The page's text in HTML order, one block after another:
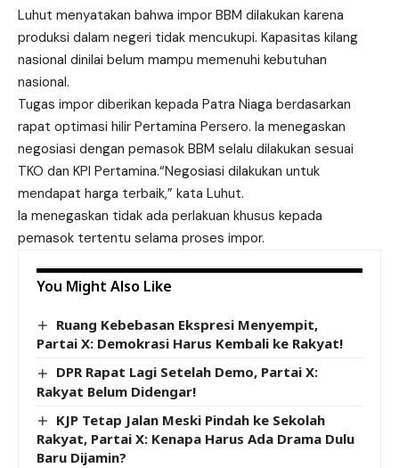
Luhut menyatakan bahwa impor BBM dilakukan karena
produksi dalam negeri tidak mencukupi. Kapasitas kilang
nasional dinilai belum mampu memenuhi kebutuhan
nasional.
Tugas impor diberikan kepada Patra Niaga berdasarkan
rapat optimasi hilir Pertamina Persero. Ia menegaskan
negosiasi dengan pemasok BBM selalu dilakukan sesuai
TKO dan KPI Pertamina.“Negosiasi dilakukan untuk
mendapat harga terbaik,” kata Luhut.
Ia menegaskan tidak ada perlakuan khusus kepada
pemasok tertentu selama proses impor.
You Might Also Like
Ruang Kebebasan Ekspresi Menyempit,
Partai X: Demokrasi Harus Kembali ke Rakyat!
DPR Rapat Lagi Setelah Demo, Partai X:
Rakyat Belum Didengar!
KJP Tetap Jalan Meski Pindah ke Sekolah
Rakyat, Partai X: Kenapa Harus Ada Drama Dulu
Baru Dijamin?